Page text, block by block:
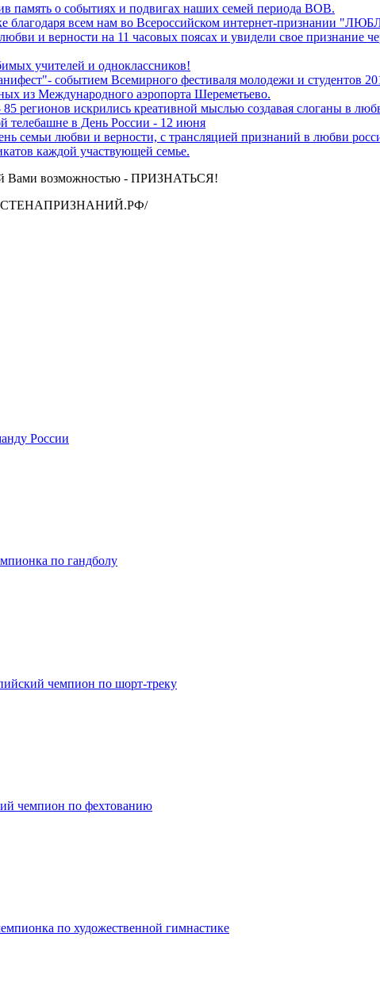
о событиях и подвигах наших семей периода ВОВ.
благодаря всем нам во Всероссийском интернет-признании
и верности на 11 часовых поясах и увидели свое признание
учителей и одноклассников!
событием Всемирного фестиваля молодежи и студентов
из Международного аэропорта Шереметьево.
регионов искрились креативной мыслью создавая слоганы в
телебашне в День России - 12 июня
семьи любви и верности, с трансляцией признаний в любви
каждой участвующей семье.
Вами возможностью - ПРИЗНАТЬСЯ!
СТЕНАПРИЗНАНИЙ.РФ/
России
по гандболу
чемпион по шорт-треку
чемпион по фехтованию
по художественной гимнастике